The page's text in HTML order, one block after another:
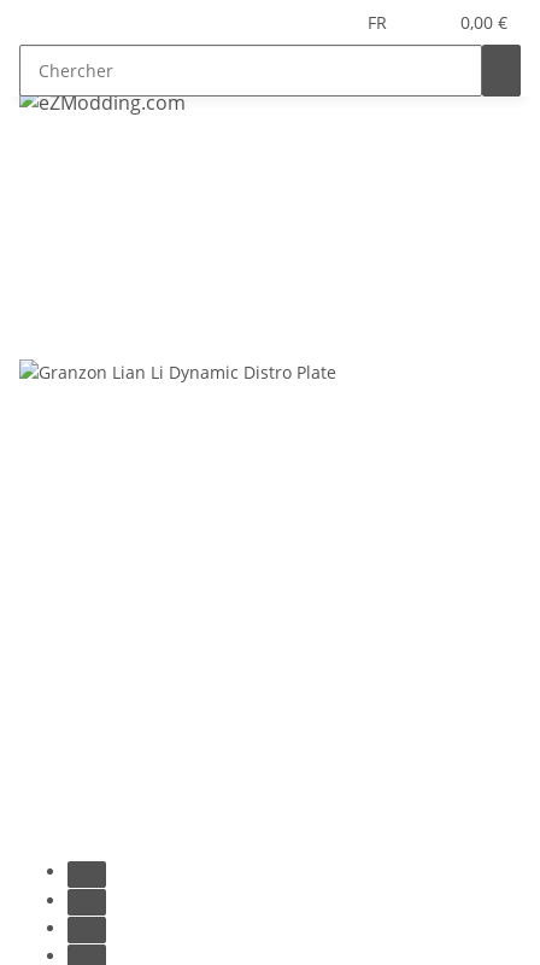
FR 0,00 €